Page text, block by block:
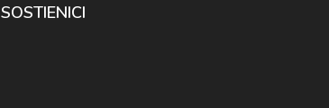
SOSTIENICI